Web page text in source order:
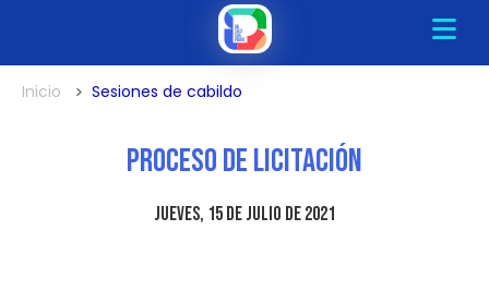
Inicio Sesiones de cabildo
Proceso de Licitación
jueves, 15 de julio de 2021